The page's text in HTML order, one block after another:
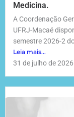
Medicina.
A Coordenação
UFRJ-Macaé
semestre 2026-2
Leia mais...
31 de julho de 2026